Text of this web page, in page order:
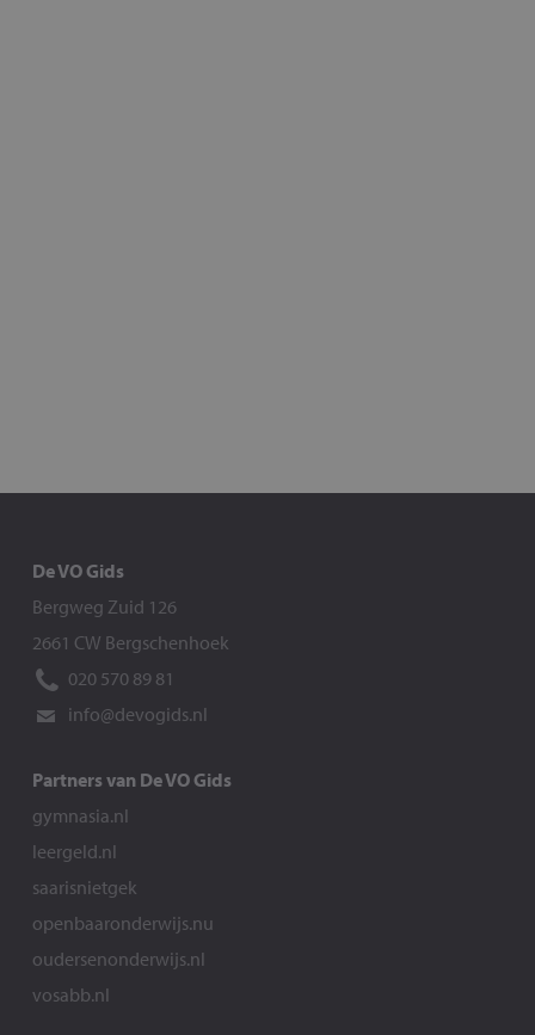
De VO Gids
Bergweg Zuid 126
2661 CW Bergschenhoek
020 570 89 81
info@devogids.nl
Partners van De VO Gids
gymnasia.nl
leergeld.nl
saarisnietgek
openbaaronderwijs.nu
oudersenonderwijs.nl
vosabb.nl